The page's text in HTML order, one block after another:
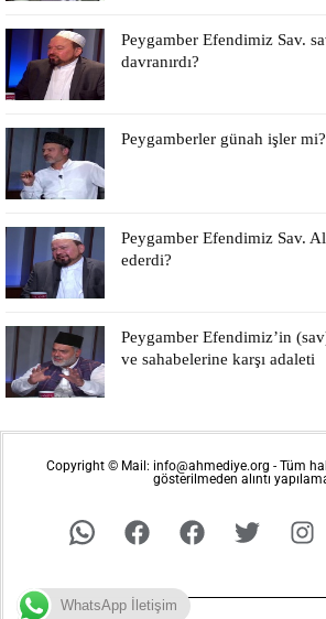
Peygamber Efendimiz Sav.
davranırdı?
Peygamberler günah işler mi?
Peygamber Efendimiz Sav.
ederdi?
Peygamber Efendimiz’in
ve sahabelerine karşı adaleti
Copyright © Mail: info@ahmediye.org - Tüm
gösterilmeden alıntı
WhatsApp İletişim